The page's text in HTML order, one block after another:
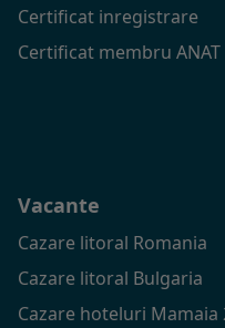
Certificat inregistrare
Certificat membru ANAT
Vacante
Cazare litoral Romania
Cazare litoral Bulgaria
Cazare hoteluri Mamaia